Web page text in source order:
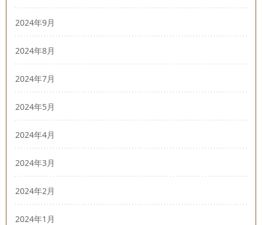
2024年9月
2024年8月
2024年7月
2024年5月
2024年4月
2024年3月
2024年2月
2024年1月